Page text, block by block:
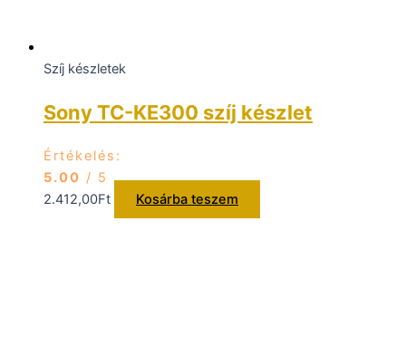
Szíj készletek
Sony TC-KE300 szíj készlet
Értékelés:
5.00 / 5
2.412,00Ft Kosárba teszem